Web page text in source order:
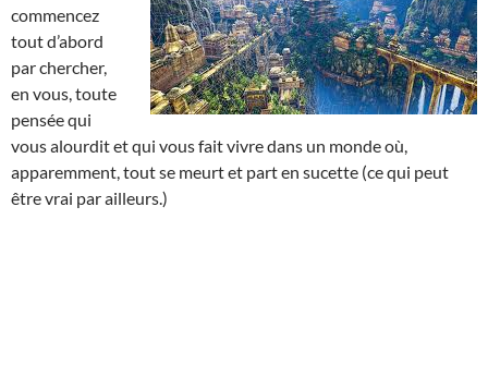
commencez
tout d’abord
par chercher,
en vous, toute
pensée qui
vous alourdit et qui vous fait vivre dans un monde où,
apparemment, tout se meurt et part en sucette (ce qui peut
être vrai par ailleurs.)